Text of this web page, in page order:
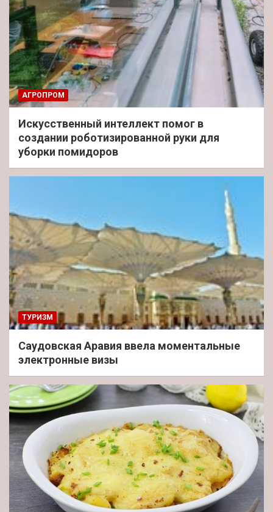
АГРОПРОМ
Искусственный интеллект помог в
создании роботизированной руки для
уборки помидоров
ТУРИЗМ
Саудовская Аравия ввела моментальные
электронные визы